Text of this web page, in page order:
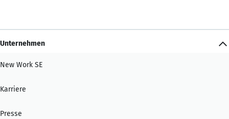
Unternehmen
New Work SE
Karriere
Presse